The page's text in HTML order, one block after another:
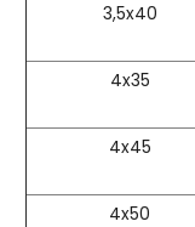
3,5x40
4x35
4x45
4x50